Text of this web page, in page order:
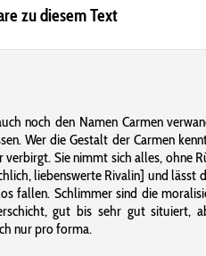
zu diesem Text
noch den Namen Carmen
Wer die Gestalt der Carmen
Sie nimmt sich alles, ohne
liebenswerte Rivalin] und lässt
fallen. Schlimmer sind die
gut bis sehr gut situiert,
nur pro forma.